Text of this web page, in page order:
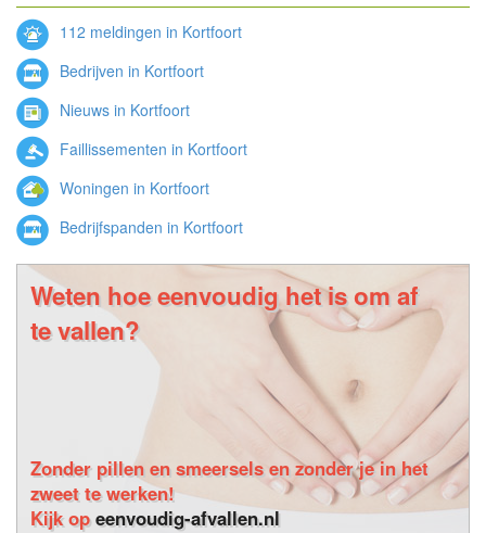
112 meldingen in Kortfoort
Bedrijven in Kortfoort
Nieuws in Kortfoort
Faillissementen in Kortfoort
Woningen in Kortfoort
Bedrijfspanden in Kortfoort
Weten hoe eenvoudig het is om af
te vallen?
Zonder pillen en smeersels en zonder je in het
zweet te werken!
Kijk opeenvoudig-afvallen.nl